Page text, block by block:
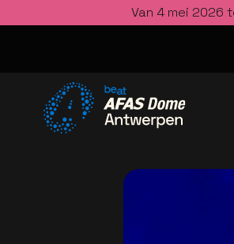
Van 4 mei 2026